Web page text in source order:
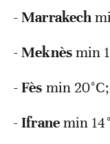
-Marrakech
-Meknèsmin
-Fès min
-Ifranemin